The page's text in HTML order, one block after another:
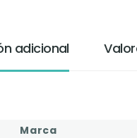
adicional
Marca